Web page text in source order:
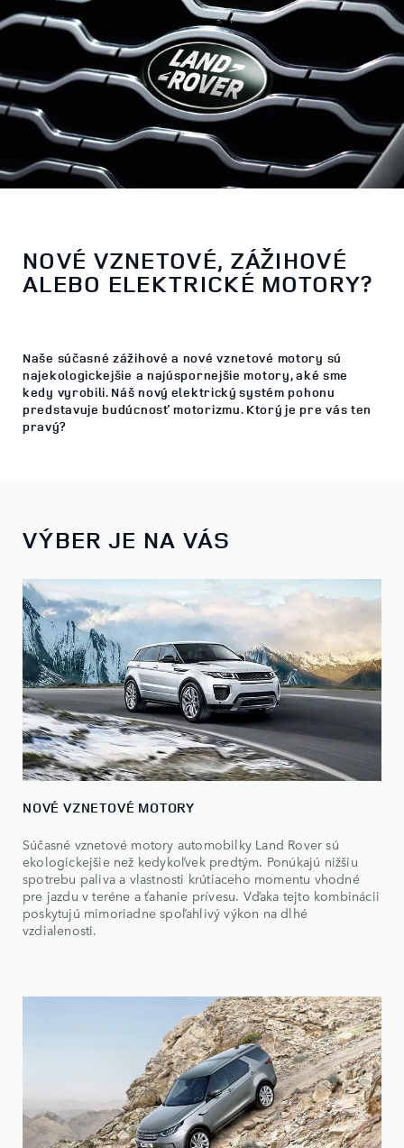
NOVÉ VZNETOVÉ, ZÁŽIHOVÉ
ALEBO ELEKTRICKÉ MOTORY?
Naše súčasné zážihové a nové vznetové motory sú
najekologickejšie a najúspornejšie motory, aké sme
kedy vyrobili. Náš nový elektrický systém pohonu
predstavuje budúcnosť motorizmu. Ktorý je pre vás ten
pravý?
VÝBER JE NA VÁS
NOVÉ VZNETOVÉ MOTORY
Súčasné vznetové motory automobilky Land Rover sú
ekologickejšie než kedykoľvek predtým. Ponúkajú nižšiu
spotrebu paliva a vlastnosti krútiaceho momentu vhodné
pre jazdu v teréne a ťahanie prívesu. Vďaka tejto kombinácii
poskytujú mimoriadne spoľahlivý výkon na dlhé
vzdialenosti.